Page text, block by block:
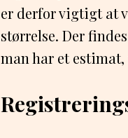
er derfor vigtigt at
størrelse. Der
man har et